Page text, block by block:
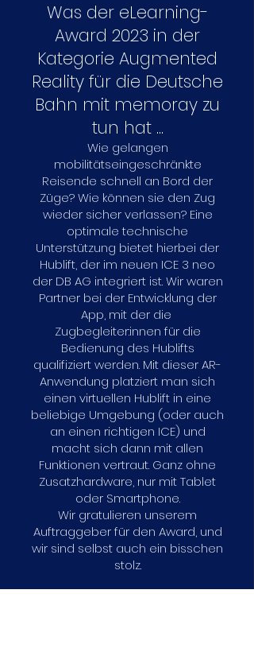
Was der eLearning-
Award 2023 in der
Kategorie Augmented
Reality für die Deutsche
Bahn mit memoray zu
tun hat ...
Wie gelangen
mobilitätseingeschränkte
Reisende schnell an Bord der
Züge? Wie können sie den Zug
wieder sicher verlassen? Eine
optimale technische
Unterstützung bietet hierbei der
Hublift, der im neuen ICE 3 neo
der DB AG integriert ist. Wir waren
Partner bei der Entwicklung der
App, mit der die
Zugbegleiter:innen für die
Bedienung des Hublifts
qualifiziert werden. Mit dieser AR-
Anwendung platziert man sich
einen virtuellen Hublift in eine
beliebige Umgebung (oder auch
an einen richtigen ICE) und
macht sich dann mit allen
Funktionen vertraut. Ganz ohne
Zusatzhardware, nur mit Tablet
oder Smartphone.
Wir gratulieren unserem
Auftraggeber für den Award, und
wir sind selbst auch ein bisschen
stolz.